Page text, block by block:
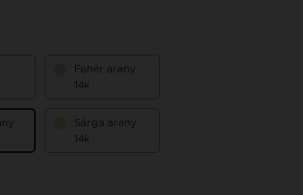
Fehér arany
14k
Sárga arany
14k